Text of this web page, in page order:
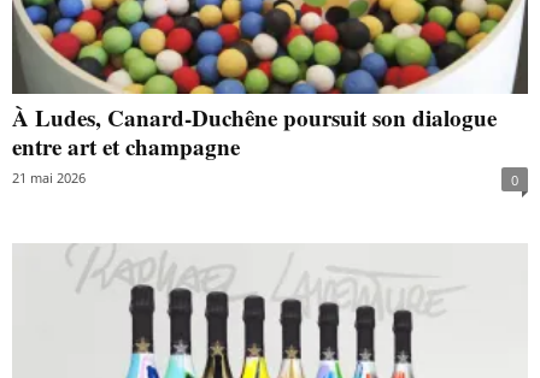
À Ludes, Canard-Duchêne poursuit son dialogue
entre art et champagne
21 mai 2026 0